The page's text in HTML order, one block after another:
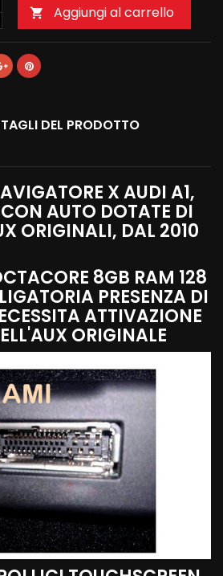
 Aggiungi al carrello
DEL PRODOTTO
X AUDI A1,
AUTO DOTATE DI
ORIGINALI, DAL 2010
8GB RAM 128
PRESENZA DI
ATTIVAZIONE
ORIGINALE